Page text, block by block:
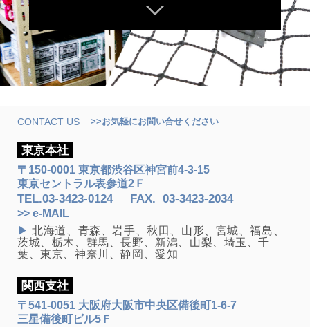
CONTACT US >>お気軽にお問い合せください
東京本社
TEL.03-3423-0124 FAX. 03-3423-2034
〒150-0001 東京都渋谷区神宮前4-3-15
東京セントラル表参道2Ｆ
>> e-MAIL
▶北海道、青森、岩手、秋田、山形、宮城、福島、
茨城、栃木、群馬、長野、新潟、山梨、埼玉、千
葉、東京、神奈川、静岡、愛知
関西支社
〒541-0051 大阪府大阪市中央区備後町1-6-7
三星備後町ビル5Ｆ